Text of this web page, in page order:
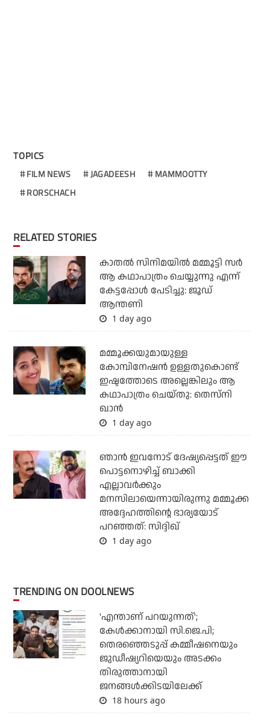
TOPICS
FILM NEWS JAGADEESH
MAMMOOTTY
RORSCHACH
RELATED STORIES
കാതൽ സിനിമയിൽ മമ്മൂട്ടി സർ
ആ കഥാപാത്രം ചെയ്യുന്നു എന്ന്
കേട്ടപ്പോൾ പേടിച്ചു: ജൂഡ്
ആന്തണി
1 day ago
മമ്മൂക്കയുമായുള്ള
കോമ്പിനേഷൻ ഉള്ളതുകൊണ്ട്
ഇഷ്ടത്തോടെ അല്ലെങ്കിലും ആ
കഥാപാത്രം ചെയ്തു: തെസ്നി
ഖാൻ
1 day ago
ഞാന്‍ ഇവനോട് ദേഷ്യപ്പെട്ടത് ഈ
പൊട്ടനൊഴിച്ച് ബാക്കി
എല്ലാവര്‍ക്കും
മനസിലായെന്നായിരുന്നു മമ്മൂക്ക
അദ്ദേഹത്തിന്റെ ഭാര്യയോട്
പറഞ്ഞത്: സിദ്ദിഖ്
1 day ago
TRENDING ON DOOLNEWS
'എന്താണ് പറയുന്നത്';
കേള്‍ക്കാനായി സി.ജെ.പി;
തെരഞ്ഞെടുപ്പ് കമ്മീഷനെയും
ജുഡീഷ്യറിയെയും അടക്കം
തിരുത്താനായി
ജനങ്ങള്‍ക്കിടയിലേക്ക്
18 hours ago